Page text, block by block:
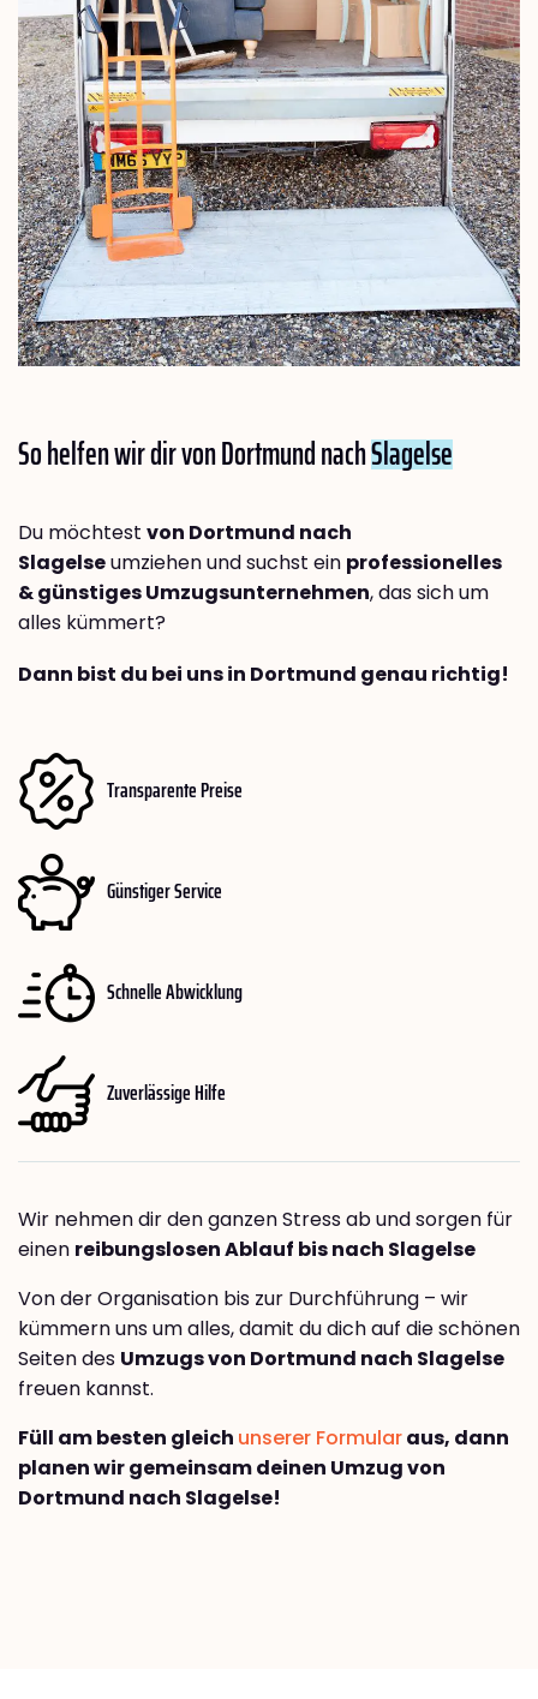
So helfen wir dir von Dortmund nachSlagelse
Du möchtest von Dortmund nach
Slagelseumziehen und suchst ein professionelles
& günstiges Umzugsunternehmen, das sich um
alles kümmert?
Dann bist du bei uns in Dortmund genau richtig!
Transparente Preise
Günstiger Service
Schnelle Abwicklung
Zuverlässige Hilfe
Wir nehmen dir den ganzen Stress ab und sorgen für
einen reibungslosen Ablauf bis nach Slagelse
Von der Organisation bis zur Durchführung – wir
kümmern uns um alles, damit du dich auf die schönen
Seiten des Umzugs von Dortmund nach Slagelse
freuen kannst.
Füll am besten gleich unserer Formularaus, dann
planen wir gemeinsam deinen Umzug von
Dortmund nach Slagelse!